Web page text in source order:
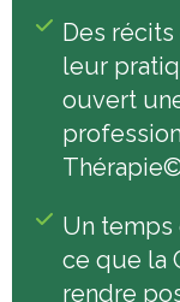
Des
leur
ouvert
Un
ce que la
rendre